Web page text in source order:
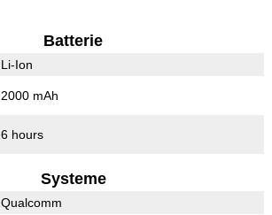
Batterie
Li-Ion
2000 mAh
6 hours
Systeme
Qualcomm